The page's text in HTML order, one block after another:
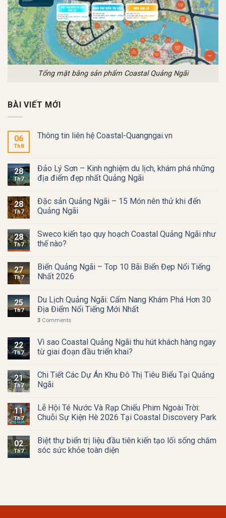
Tổng mặt bằng sản phẩm Coastal Quảng Ngãi
BÀI VIẾT MỚI
06
Th8
Thông tin liên hệ Coastal-Quangngai.vn
28
Th7
Đảo Lý Sơn – Kinh nghiệm du lịch, khám phá những
địa điểm đẹp nhất Quảng Ngãi
28
Th7
Đặc sản Quảng Ngãi – 15 Món nên thử khi đến
Quảng Ngãi
28
Th7
Sweco kiến tạo quy hoạch Coastal Quảng Ngãi như
thế nào?
27
Th7
Biển Quảng Ngãi – Top 10 Bãi Biển Đẹp Nổi Tiếng
Nhất 2026
25
Th7
Du Lịch Quảng Ngãi: Cẩm Nang Khám Phá Hơn 30
Địa Điểm Nổi Tiếng Mới Nhất
3 Comments
22
Th7
Vì sao Coastal Quảng Ngãi thu hút khách hàng ngay
từ giai đoạn đầu triển khai?
21
Th7
Chi Tiết Các Dự Án Khu Đô Thị Tiêu Biểu Tại Quảng
Ngãi
11
Th7
Lễ Hội Té Nước Và Rạp Chiếu Phim Ngoài Trời:
Chuỗi Sự Kiện Hè 2026 Tại Coastal Discovery Park
02
Th7
Biệt thự biển trị liệu đầu tiên kiến tạo lối sống chăm
sóc sức khỏe toàn diện